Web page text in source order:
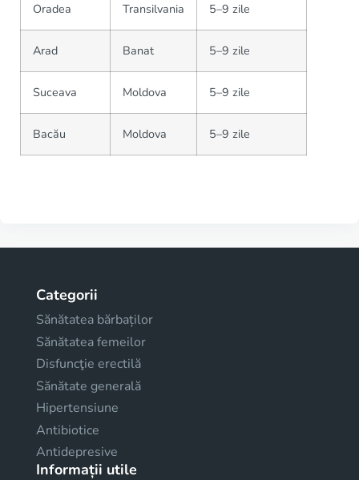
Oradea Transilvania 5–9 zile
Arad Banat 5–9 zile
Suceava Moldova 5–9 zile
Bacău Moldova 5–9 zile
Categorii
Sănătatea bărbaților
Sănătatea femeilor
Disfuncţie erectilă
Sănătate generală
Hipertensiune
Antibiotice
Antidepresive
Informații utile